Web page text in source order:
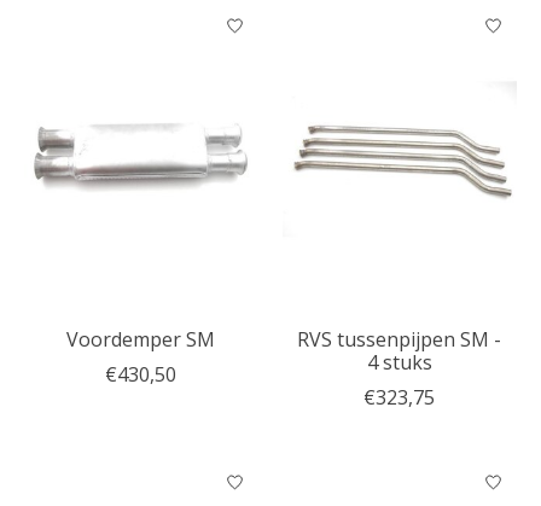
Voordemper SM
€430,50
RVS tussenpijpen SM -
4 stuks
€323,75